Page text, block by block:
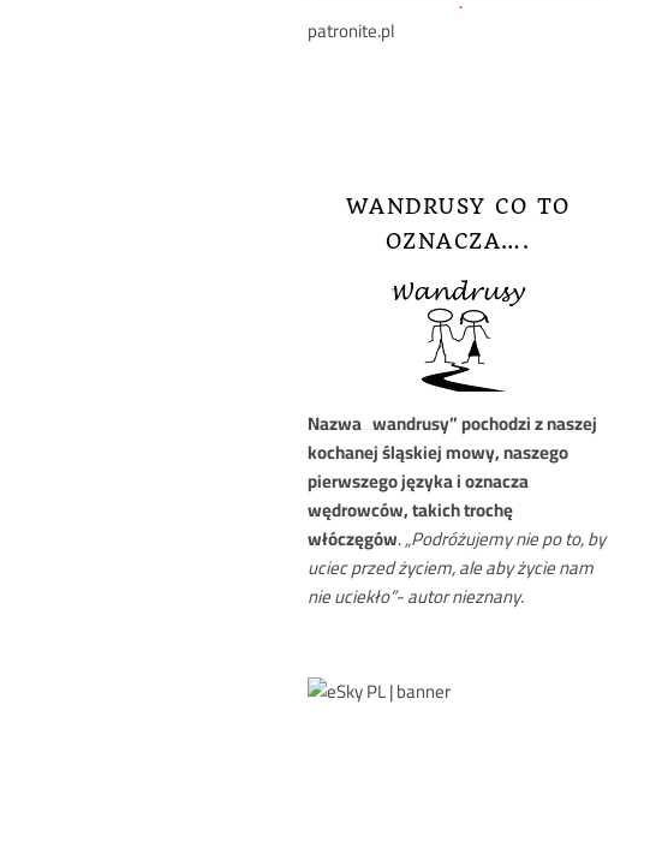
patronite.pl
WANDRUSY CO TO
OZNACZA….
Nazwa„wandrusy” pochodzi z naszej
kochanej śląskiej mowy, naszego
pierwszego języka i oznacza
wędrowców, takich trochę
włóczęgów.„Podróżujemy nie po to, by
uciec przed życiem, ale aby życie nam
nie uciekło”- autor nieznany.